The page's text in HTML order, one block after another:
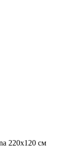
220х120 см